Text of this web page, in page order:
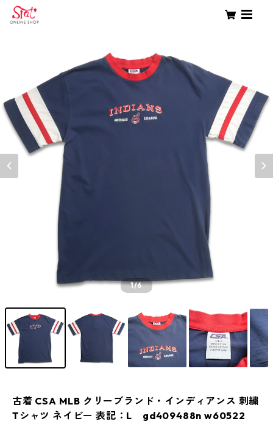
1/6
古着 CSA MLB クリーブランド・インディアンス 刺繍
Tシャツ ネイビー 表記：L gd409488n w60522